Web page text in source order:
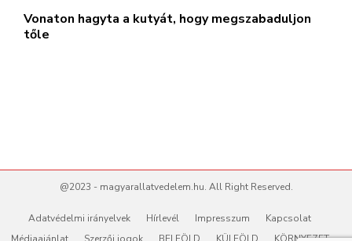
Vonaton hagyta a kutyát, hogy megszabaduljon
tőle
@2023 - magyarallatvedelem.hu. All Right Reserved.
Adatvédelmi irányelvek Hírlevél Impresszum
Kapcsolat